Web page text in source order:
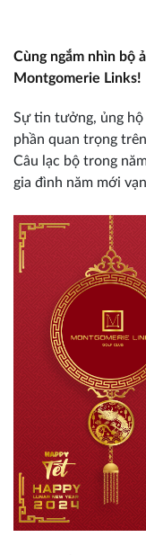
Cùng ngắm nhìn bộ
Montgomerie Links!
Sự tin tưởng, ủng
phần quan trọng
Câu lạc bộ trong
gia đình năm mới